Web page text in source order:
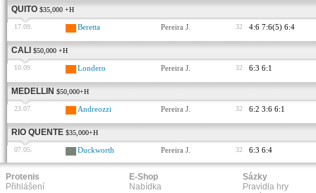
QUITO $35,000 +H
17.09. Beretta Pereira J. 32 4:6 7:6(5) 6:4
CALI $50,000 +H
10.09. Londero Pereira J. 32 6:3 6:1
MEDELLIN $50,000+H
23.07. Andreozzi Pereira J. 32 6:2 3:6 6:1
RIO QUENTE $35,000+H
07.05. Duckworth Pereira J. 32 6:3 6:4
Protenis
Přihlášení
E-Shop
Nabídka
Sázky
Pravidla hry